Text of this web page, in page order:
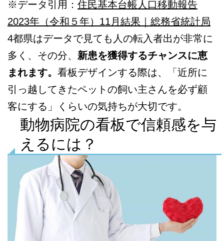
※データ引用： 住民基本台帳人口移動報告
2023年（令和５年）11月結果｜総務省統計局
4都県はデータで見ても人の転入者出が非常に
多く、その分、 新患を獲得するチャンスに恵
まれます。 看板デザインする際は、「近所に
引っ越してきたペットの飼い主さんを必ず顧
客にする」くらいの気持ちが大切です。
動物病院の看板で信頼感を与
えるには？